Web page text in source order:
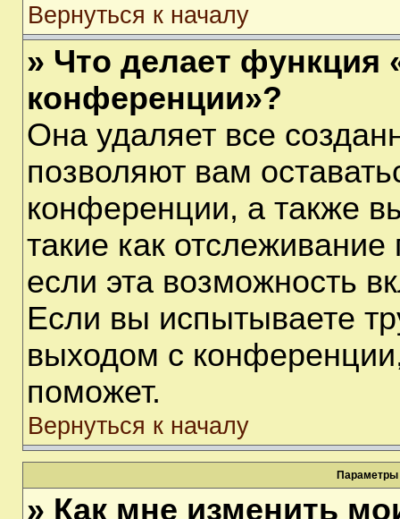
Вернуться к началу
» Что делает функция
конференции»?
Она удаляет все
позволяют вам
конференции, а также
такие как
если эта возможность
Если вы испытываете
выходом с
поможет.
Вернуться к началу
Параметры
» Как мне изменить